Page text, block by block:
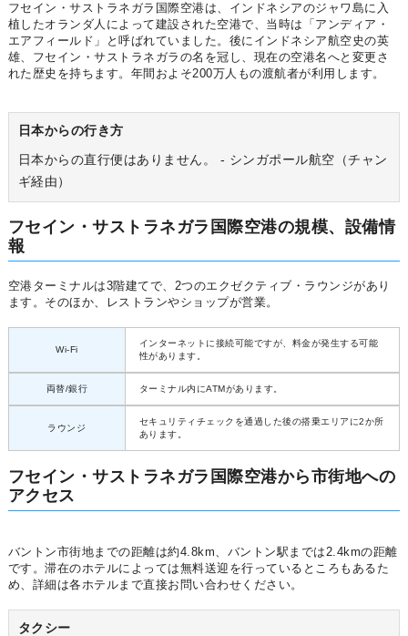
フセイン・サストラネガラ国際空港は、インドネシアのジャワ島に入
植したオランダ人によって建設された空港で、当時は「アンディア・
エアフィールド」と呼ばれていました。後にインドネシア航空史の英
雄、フセイン・サストラネガラの名を冠し、現在の空港名へと変更さ
れた歴史を持ちます。年間およそ200万人もの渡航者が利用します。
日本からの行き方
日本からの直行便はありません。 - シンガポール航空（チャン
ギ経由）
フセイン・サストラネガラ国際空港の規模、設備情
報
空港ターミナルは3階建てで、2つのエクゼクティブ・ラウンジがあり
ます。そのほか、レストランやショップが営業。
Wi-Fi
インターネットに接続可能ですが、料金が発生する可能
性があります。
両替/銀行 ターミナル内にATMがあります。
ラウンジ
セキュリティチェックを通過した後の搭乗エリアに2か所
あります。
フセイン・サストラネガラ国際空港から市街地への
アクセス
バントン市街地までの距離は約4.8km、バントン駅までは2.4kmの距離
です。滞在のホテルによっては無料送迎を行っているところもあるた
め、詳細は各ホテルまで直接お問い合わせください。
タクシー